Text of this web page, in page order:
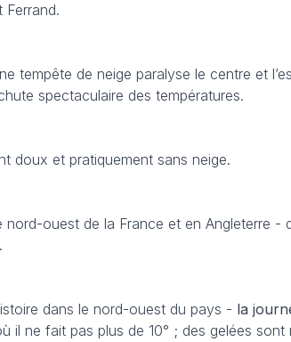
Ferrand.
tempête de neige paralyse le centre et
spectaculaire des températures.
doux et pratiquement sans neige.
ouest de la France et en Angleterre -
dans le nord-ouest du pays - la
il ne fait pas plus de 10° ; des gelées sont